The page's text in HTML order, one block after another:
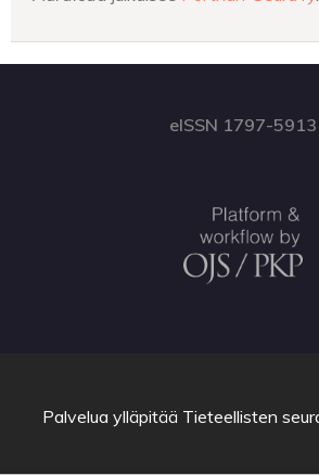
eISSN 1797-5913
Palvelua ylläpitää Tieteellisten